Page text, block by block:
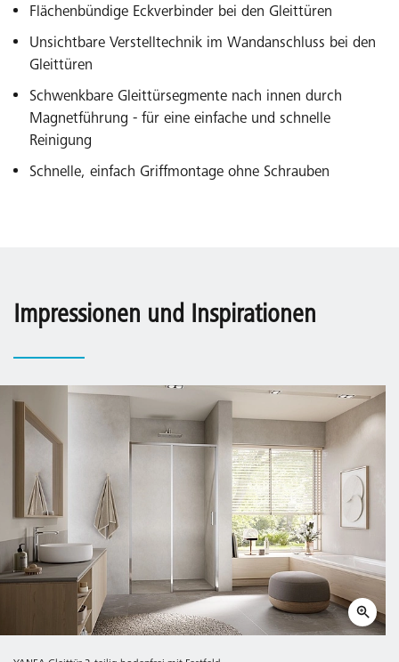
Flächenbündige Eckverbinder bei den Gleittüren
Unsichtbare Verstelltechnik im Wandanschluss bei den
Gleittüren
Schwenkbare Gleittürsegmente nach innen durch
Magnetführung - für eine einfache und schnelle
Reinigung
Schnelle, einfach Griffmontage ohne Schrauben
Impressionen und Inspirationen